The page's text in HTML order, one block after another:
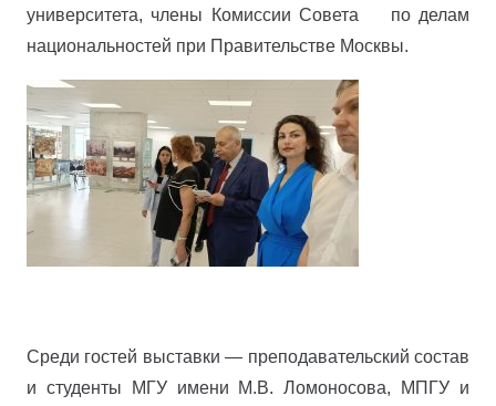
университета, члены Комиссии Совета по делам
национальностей при Правительстве Москвы.
Среди гостей выставки — преподавательский состав
и студенты МГУ имени М.В. Ломоносова, МПГУ и